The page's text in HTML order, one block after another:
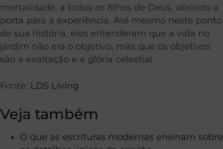
mortalidade; a todos os filhos de Deus, abrindo a
porta para a experiência. Até mesmo neste ponto
de sua história, eles entenderam que a vida no
jardim não era o objetivo, mas que os objetivos
são a exaltação e a glória celestial.
Fonte: LDS Living
Veja também
O que as escrituras modernas ensinam sobre